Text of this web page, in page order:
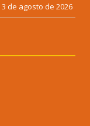
3 de agosto de 2026